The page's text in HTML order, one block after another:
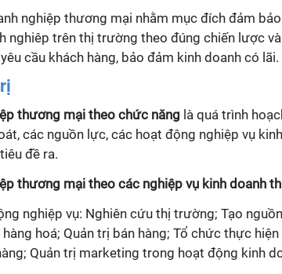
nghiệp thương mại nhằm mục đích đảm
nghiêp trên thị trường theo đúng chiến lược
cầu khách hàng, bảo đảm kinh doanh có lãi.
thương mạitheo chức năng là quá trình
các nguồn lực, các hoạt động nghiệp vụ
đề ra.
thương mạitheo các nghiệp vụ kinh doanh
nghiệp vụ: Nghiên cứu thị trường; Tạo
hoá; Quản trị bán hàng; Tổ chức thực
Quản trị marketing trong hoạt động kinh